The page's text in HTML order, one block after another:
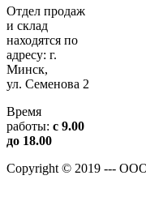
Отдел продаж
и склад
находятся по
адресу: г.
Минск,
ул. Семенова 2
Время
работы: с 9.00
до 18.00
Copyright © 2019 ---